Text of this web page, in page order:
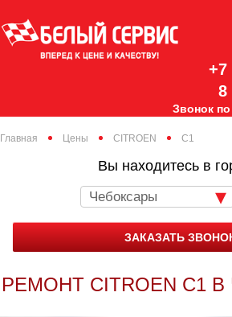
+7
8
Звонок
Главная Цены CITROEN C1
Вы находитесь в
Чебоксары
ЗАКАЗАТЬ
РЕМОНТ CITROEN C1